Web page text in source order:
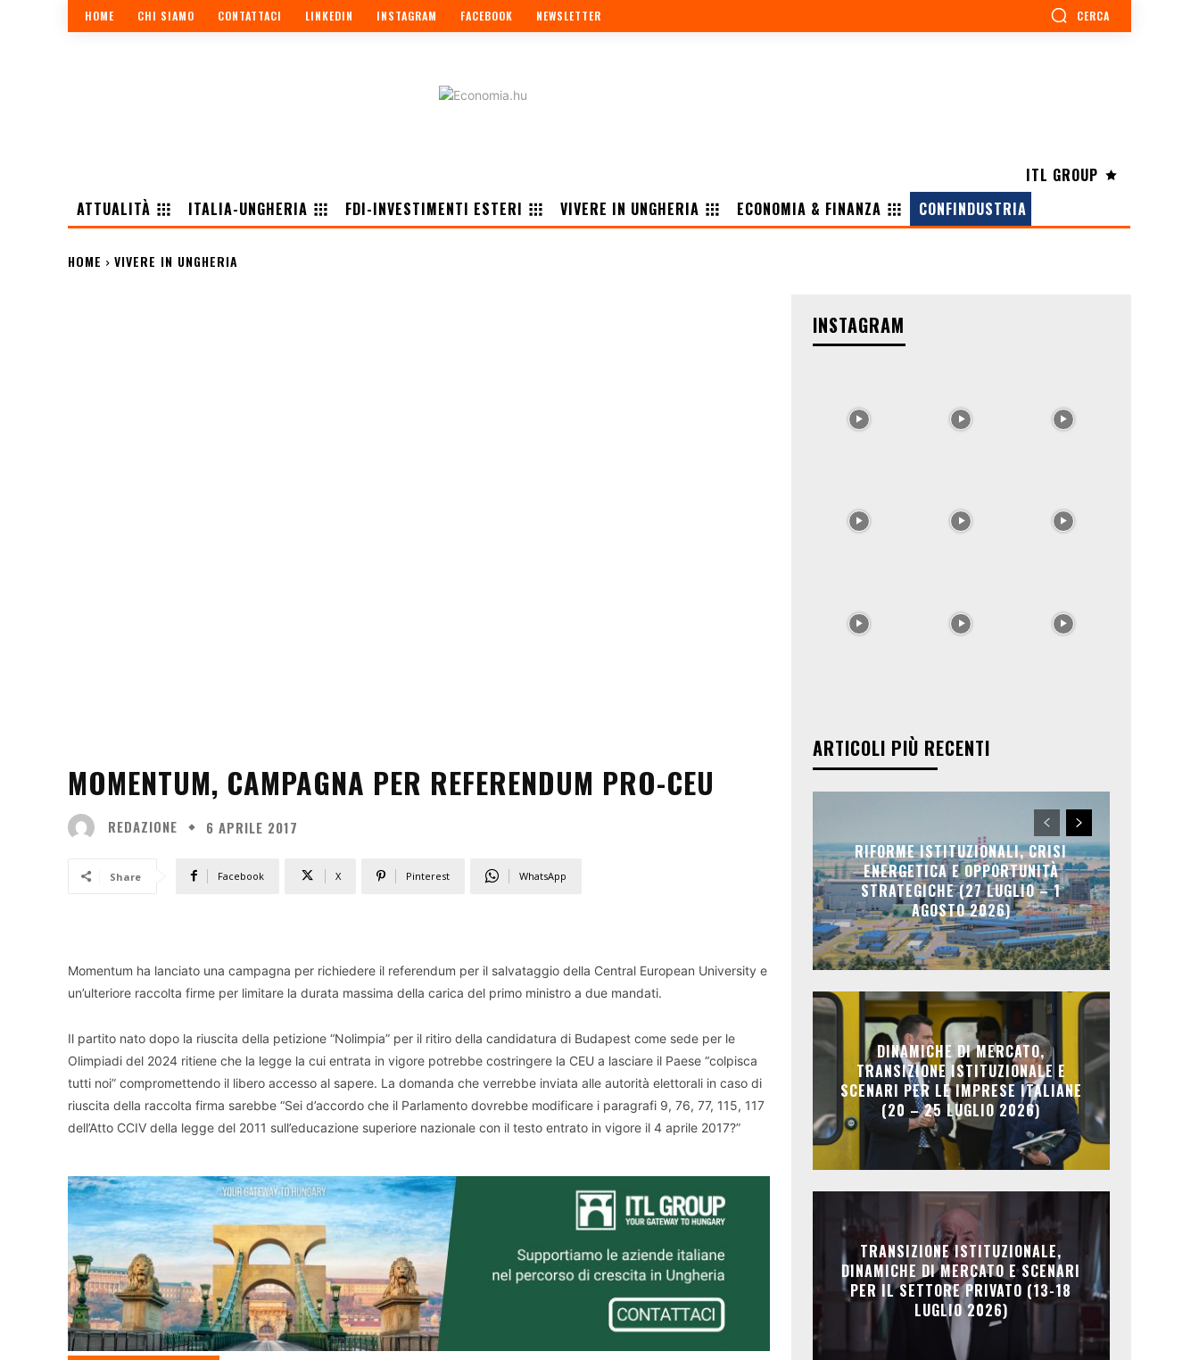
HOME CHI SIAMO CONTATTACI LINKEDIN INSTAGRAM FACEBOOK NEWSLETTER CERCA
ITL GROUP
ATTUALITÀ
ITALIA-UNGHERIA FDI-INVESTIMENTI ESTERI VIVERE IN UNGHERIA ECONOMIA & FINANZA CONFINDUSTRIA
HOME VIVERE IN UNGHERIA
MOMENTUM, CAMPAGNA PER REFERENDUM PRO-CEU
REDAZIONE 6 APRILE 2017
Share Facebook X Pinterest WhatsApp
Momentum ha lanciato una campagna per richiedere il referendum per il salvataggio della Central European University e
un’ulteriore raccolta firme per limitare la durata massima della carica del primo ministro a due mandati.
Il partito nato dopo la riuscita della petizione “Nolimpia” per il ritiro della candidatura di Budapest come sede per le
Olimpiadi del 2024 ritiene che la legge la cui entrata in vigore potrebbe costringere la CEU a lasciare il Paese “colpisca
tutti noi” compromettendo il libero accesso al sapere. La domanda che verrebbe inviata alle autorità elettorali in caso di
riuscita della raccolta firma sarebbe “Sei d’accordo che il Parlamento dovrebbe modificare i paragrafi 9, 76, 77, 115, 117
dell’Atto CCIV della legge del 2011 sull’educazione superiore nazionale con il testo entrato in vigore il 4 aprile 2017?”
INSTAGRAM
ARTICOLI PIÙ RECENTI
RIFORME ISTITUZIONALI, CRISI
ENERGETICA E OPPORTUNITÀ
STRATEGICHE (27 LUGLIO – 1
AGOSTO 2026)
DINAMICHE DI MERCATO,
TRANSIZIONE ISTITUZIONALE E
SCENARI PER LE IMPRESE ITALIANE
(20 – 25 LUGLIO 2026)
TRANSIZIONE ISTITUZIONALE,
DINAMICHE DI MERCATO E SCENARI
PER IL SETTORE PRIVATO (13-18
LUGLIO 2026)